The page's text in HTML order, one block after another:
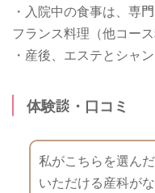
・入院中の食事は、専
フランス料理（他コース
・産後、エステとシャ
体験談・口コミ
私がこちらを選ん
いただける産科が